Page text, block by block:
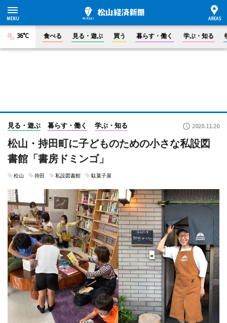
36°C 食べる 見る・遊ぶ 買う 暮らす・働く 学ぶ・知る
見る・遊ぶ 暮らす・働く 学ぶ・知る 2020.11.20
松山・持田町に子どものための小さな私設図
書館「書房ドミンゴ」
松山 持田 私設図書館 駄菓子屋